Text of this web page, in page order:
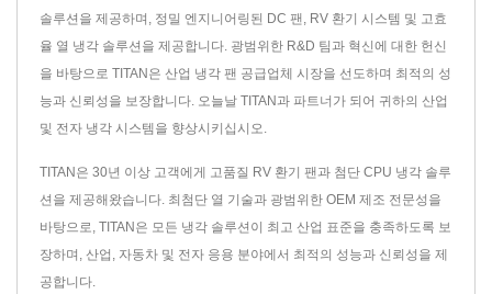
솔루션을 제공하며, 정밀 엔지니어링된 DC 팬, RV 환기 시스템 및 고효
율 열 냉각 솔루션을 제공합니다. 광범위한 R&D 팀과 혁신에 대한 헌신
을 바탕으로 TITAN은 산업 냉각 팬 공급업체 시장을 선도하며 최적의 성
능과 신뢰성을 보장합니다. 오늘날 TITAN과 파트너가 되어 귀하의 산업
및 전자 냉각 시스템을 향상시키십시오.
TITAN은 30년 이상 고객에게 고품질 RV 환기 팬과 첨단 CPU 냉각 솔루
션을 제공해왔습니다. 최첨단 열 기술과 광범위한 OEM 제조 전문성을
바탕으로, TITAN은 모든 냉각 솔루션이 최고 산업 표준을 충족하도록 보
장하며, 산업, 자동차 및 전자 응용 분야에서 최적의 성능과 신뢰성을 제
공합니다.